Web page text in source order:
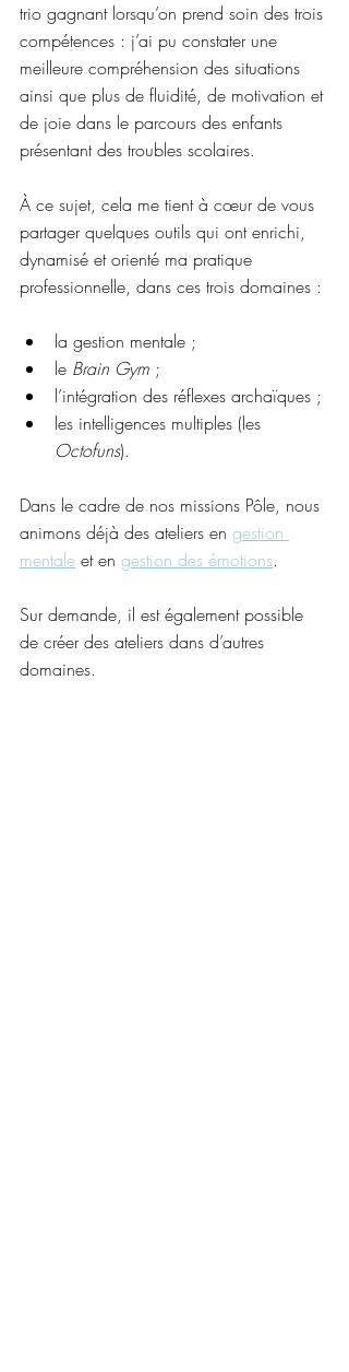
trio gagnant lorsqu’on prend soin des trois
compétences : j’ai pu constater une
meilleure compréhension des situations
ainsi que plus de fluidité, de motivation et
de joie dans le parcours des enfants
présentant des troubles scolaires.
À ce sujet, cela me tient à cœur de vous
partager quelques outils qui ont enrichi,
dynamisé et orienté ma pratique
professionnelle, dans ces trois domaines :
la gestion mentale ;
le Brain Gym ;
l’intégration des réflexes archaïques ;
les intelligences multiples (les
Octofuns).
Dans le cadre de nos missions Pôle, nous
animons déjà des ateliers en gestion
mentale et en gestion des émotions.
Sur demande, il est également possible
de créer des ateliers dans d’autres
domaines.